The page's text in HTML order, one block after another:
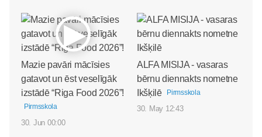
Mazie pavāri mācīsies
gatavot un ēst veselīgāk
izstādē “Riga Food 2026”!
Pirmsskola
30. Jun 00:00
ALFA MISIJA - vasaras
bērnu diennakts nometne
Ikšķilē
Pirmsskola
30. May 12:43